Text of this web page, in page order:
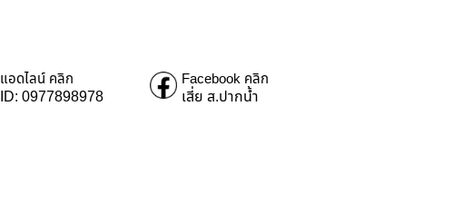
แอดไลน์ คลิก
ID: 0977898978
Facebook คลิก
เสี่ย ส.ปากน้ำ